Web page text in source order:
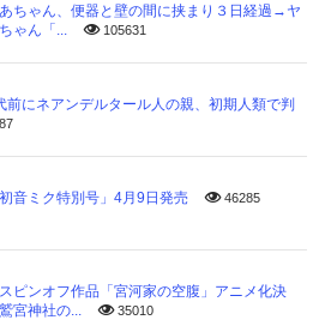
ちゃん、便器と壁の間に挟まり３日経過→ヤ
ゃん「...
105631
前にネアンデルタール人の親、初期人類で判
初音ミク特別号」4月9日発売 46285
ピンオフ作品「宮河家の空腹」アニメ化決
宮神社の...
35010